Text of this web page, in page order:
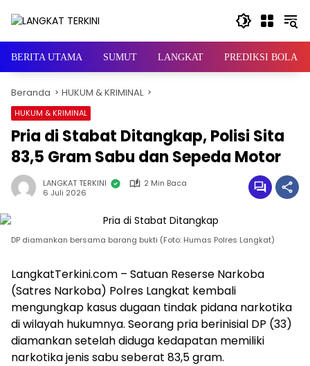
BERITA UTAMA SUMUT LANGKAT PREDIKSI BOLA
Beranda HUKUM & KRIMINAL
HUKUM & KRIMINAL
Pria di Stabat Ditangkap, Polisi Sita
83,5 Gram Sabu dan Sepeda Motor
LANGKAT TERKINI
2 Min Baca
6 Juli 2026
DP diamankan bersama barang bukti (Foto: Humas Polres Langkat)
LangkatTerkini.com – Satuan Reserse Narkoba
(Satres Narkoba) Polres Langkat kembali
mengungkap kasus dugaan tindak pidana narkotika
di wilayah hukumnya. Seorang pria berinisial DP (33)
diamankan setelah diduga kedapatan memiliki
narkotika jenis sabu seberat 83,5 gram.